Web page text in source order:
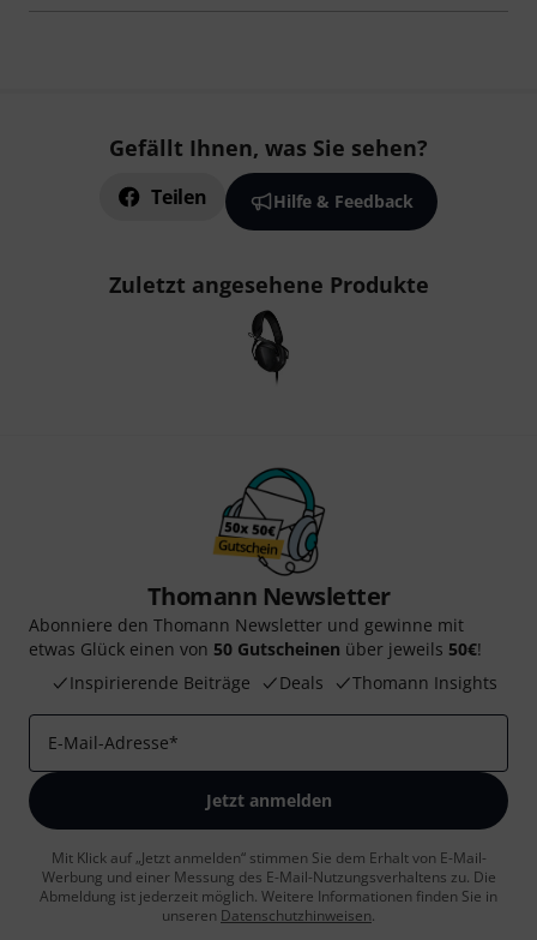
Gefällt Ihnen, was Sie sehen?
Teilen Hilfe & Feedback
Zuletzt angesehene Produkte
Thomann Newsletter
Abonniere den Thomann Newsletter und gewinne mit
etwas Glück einen von 50 Gutscheinen über jeweils 50€!
Inspirierende Beiträge
Deals Thomann Insights
E-Mail-Adresse*
Jetzt anmelden
Mit Klick auf „Jetzt anmelden“ stimmen Sie dem Erhalt von E-Mail-
Werbung und einer Messung des E-Mail-Nutzungsverhaltens zu. Die
Abmeldung ist jederzeit möglich. Weitere Informationen finden Sie in
unseren Datenschutzhinweisen.